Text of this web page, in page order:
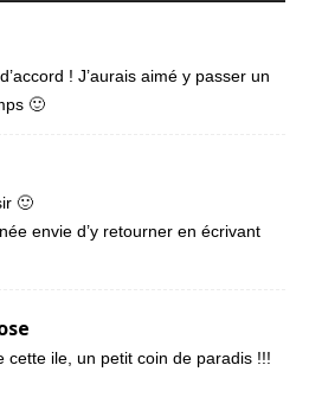
! J’aurais aimé y passer un
🙂
🙂
envie d’y retourner en écrivant
cette ile, un petit coin de paradis !!!